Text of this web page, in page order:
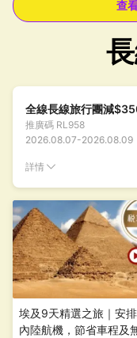
查
全線長線旅行團減
推廣碼 RL958
2026.08.07-2026.08.09
詳情
埃及9天精選之旅｜安
內陸航機，節省車程及